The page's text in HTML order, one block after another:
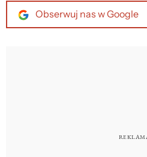
Obserwuj nas w Google